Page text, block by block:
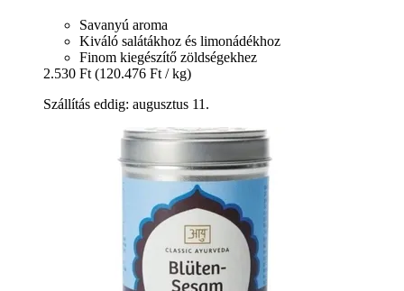
Savanyú aroma
Kiváló salátákhoz és limonádékhoz
Finom kiegészítő zöldségekhez
2.530 Ft (120.476 Ft / kg)
Szállítás eddig: augusztus 11.